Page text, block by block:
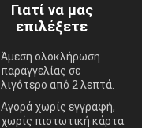
Γιατί να μας
επιλέξετε
Άμεση ολοκλήρωση
παραγγελίας σε
λιγότερο από 2 λεπτά.
Αγορά χωρίς εγγραφή,
χωρίς πιστωτική κάρτα.